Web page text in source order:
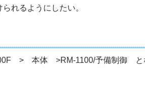
れるようにしたい。
> 本体 >RM-1100/予備制御 と